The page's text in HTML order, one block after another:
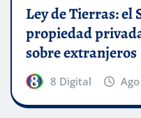
Ley de Tierras: el
propiedad
sobre extranjeros
8 Digital